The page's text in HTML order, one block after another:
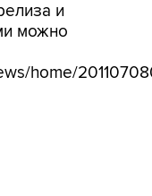
и
можно
home/